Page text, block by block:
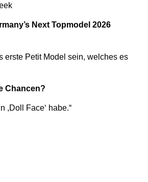
Next Topmodel 2026
erste Petit Model sein, welches es
Chancen?
,Doll Face‘ habe.“